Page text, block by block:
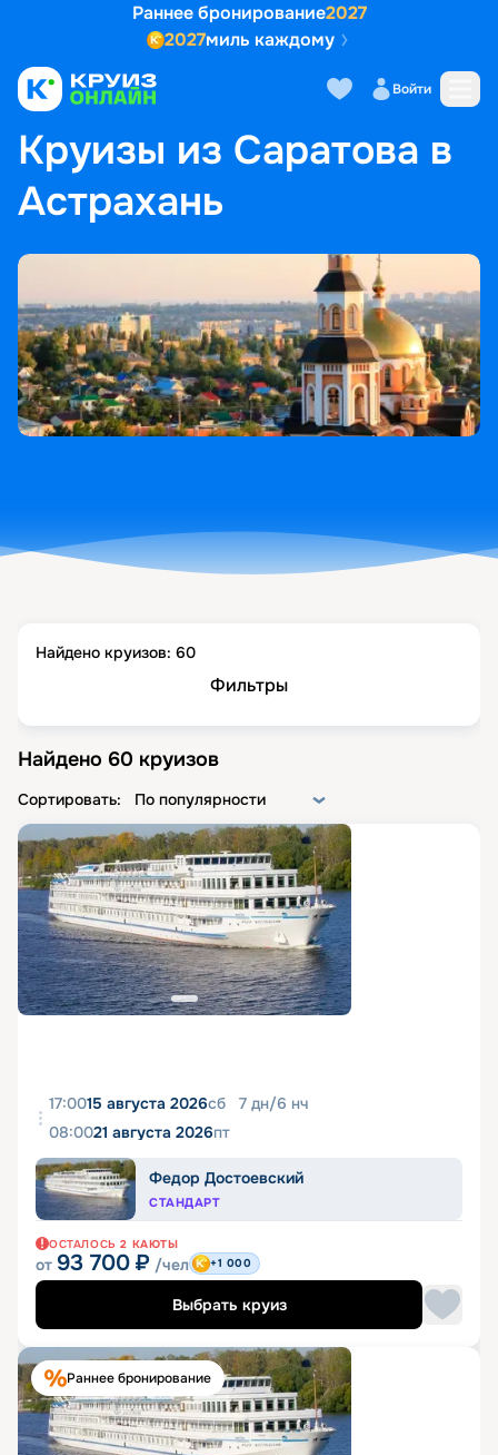
Раннее бронирование2027
2027миль каждому
Войти
ГЛАВНАЯ • ПОПУЛЯРНЫЕ НАПРАВЛЕНИЯ
КРУИЗЫ ИЗ САРАТОВА В АСТРАХАНЬ
Круизы из Саратова в
Астрахань
Найдено круизов: 60
Фильтры
Найдено 60 круизов
Сортировать: По популярности
17:0015 августа 2026сб 7 дн/6 нч
08:0021 августа 2026пт
Федор Достоевский
СТАНДАРТ
ОСТАЛОСЬ 2 КАЮТЫ
от 93 700 ₽ /чел +1 000
Выбрать круиз
Раннее бронирование